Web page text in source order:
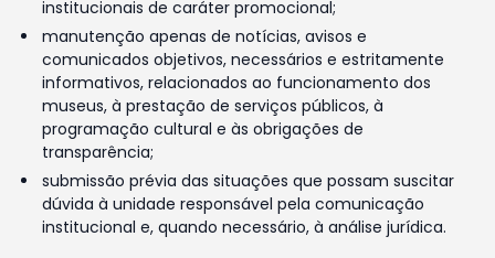
institucionais de caráter promocional;
manutenção apenas de notícias, avisos e
comunicados objetivos, necessários e estritamente
informativos, relacionados ao funcionamento dos
museus, à prestação de serviços públicos, à
programação cultural e às obrigações de
transparência;
submissão prévia das situações que possam suscitar
dúvida à unidade responsável pela comunicação
institucional e, quando necessário, à análise jurídica.